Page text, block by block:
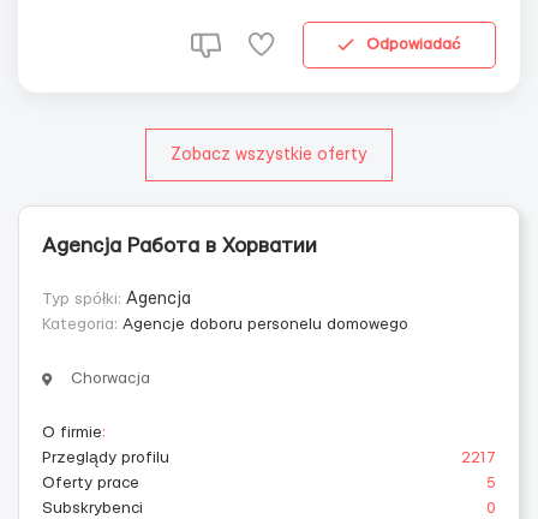
если нет - оформят за 50 е...
Odpowiadać
Zobacz wszystkie oferty
Agencja Работа в Хорватии
Typ spółki: Agencja
Kategoria: Agencje doboru personelu domowego
Chorwacja
O firmie:
Przeglądy profilu
2217
Oferty prace
5
Subskrybenci
0